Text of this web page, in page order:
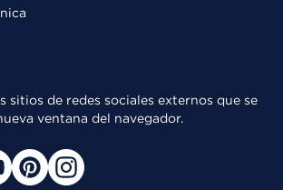
sitios de redes sociales externos que se
ventana del navegador.